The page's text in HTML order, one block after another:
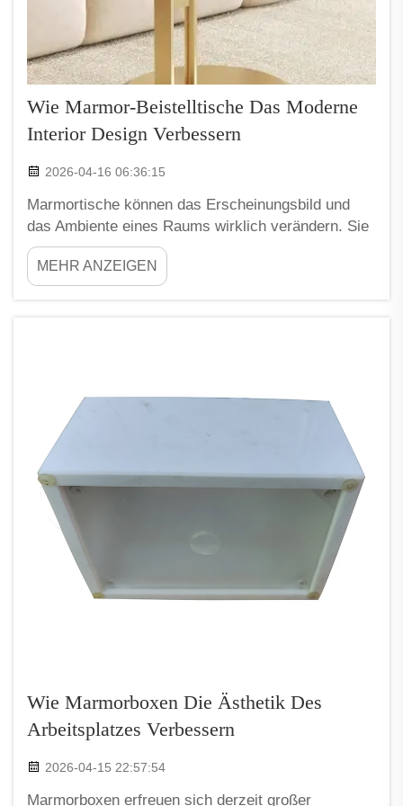
Wie Marmor-Beistelltische Das Moderne
Interior Design Verbessern
2026-04-16 06:36:15
Marmortische können das Erscheinungsbild und
das Ambiente eines Raums wirklich verändern. Sie
sind nicht nur normale Möbelstücke, sondern
vielmehr Kunstobjekte, die sich nahtlos in jedes
moderne Zuhause einfügen. Wenn Sie einen
MEHR ANZEIGEN
Wie Marmorboxen Die Ästhetik Des
Arbeitsplatzes Verbessern
2026-04-15 22:57:54
Marmorboxen erfreuen sich derzeit großer